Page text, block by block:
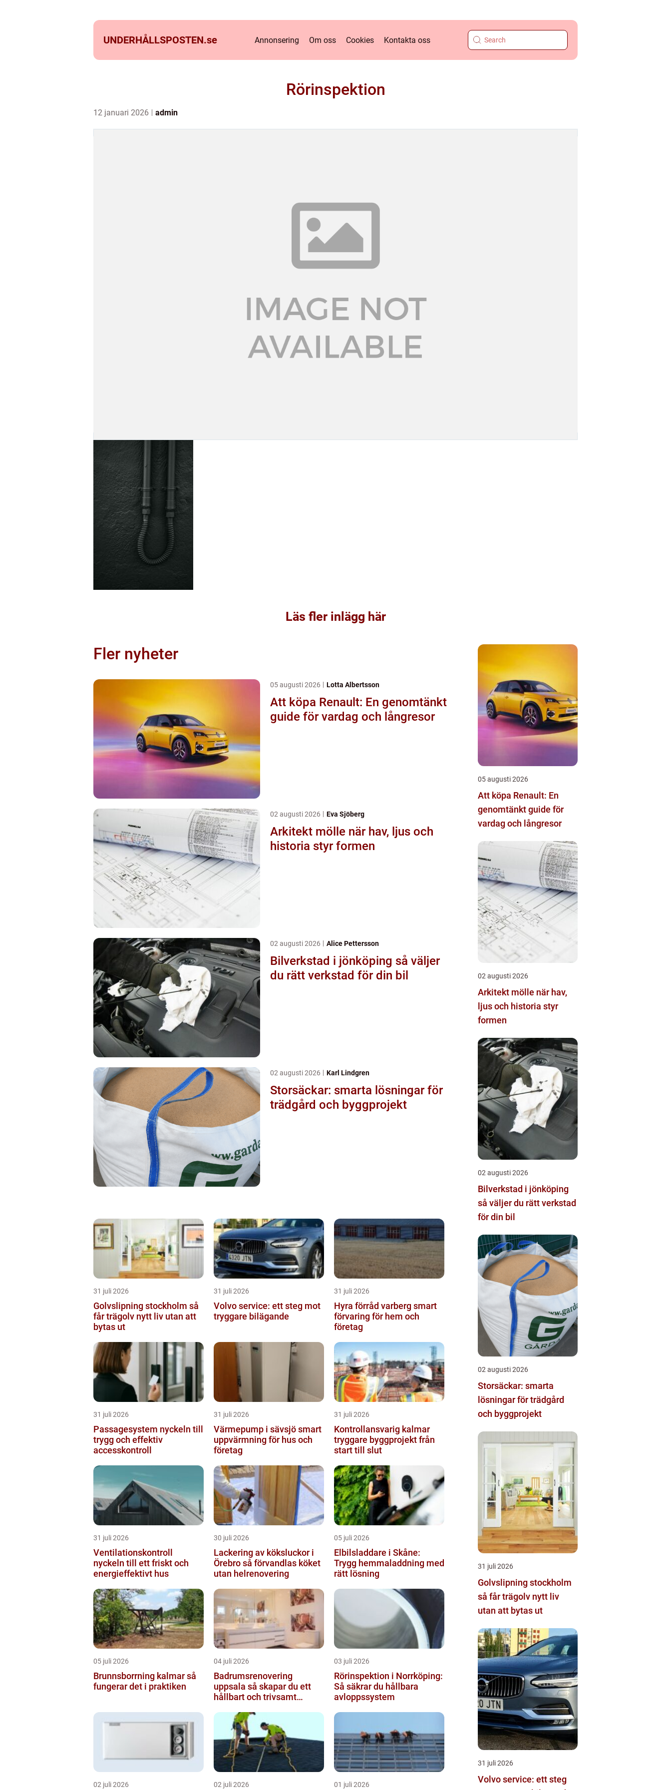
UNDERHÅLLSPOSTEN.se Annonsering Om oss Cookies Kontakta oss
Rörinspektion
12 januari 2026 admin
Läs fler inlägg här
Fler nyheter
05 augusti 2026 Lotta Albertsson
Att köpa Renault: En genomtänkt
guide för vardag och långresor
02 augusti 2026 Eva Sjöberg
Arkitekt mölle när hav, ljus och
historia styr formen
02 augusti 2026 Alice Pettersson
Bilverkstad i jönköping så väljer
du rätt verkstad för din bil
02 augusti 2026 Karl Lindgren
Storsäckar: smarta lösningar för
trädgård och byggprojekt
31 juli 2026
Golvslipning stockholm så
får trägolv nytt liv utan att
bytas ut
31 juli 2026
Volvo service: ett steg mot
tryggare bilägande
31 juli 2026
Hyra förråd varberg smart
förvaring för hem och
företag
31 juli 2026
Passagesystem nyckeln till
trygg och effektiv
accesskontroll
31 juli 2026
Värmepump i sävsjö smart
uppvärmning för hus och
företag
31 juli 2026
Kontrollansvarig kalmar
tryggare byggprojekt från
start till slut
31 juli 2026
Ventilationskontroll
nyckeln till ett friskt och
energieffektivt hus
30 juli 2026
Lackering av köksluckor i
Örebro så förvandlas köket
utan helrenovering
05 juli 2026
Elbilsladdare i Skåne:
Trygg hemmaladdning med
rätt lösning
05 juli 2026
Brunnsborrning kalmar så
fungerar det i praktiken
04 juli 2026
Badrumsrenovering
uppsala så skapar du ett
hållbart och trivsamt
03 juli 2026
Rörinspektion i Norrköping:
Så säkrar du hållbara
avloppssystem
02 juli 2026 02 juli 2026 01 juli 2026
05 augusti 2026
Att köpa Renault: En
genomtänkt guide för
vardag och långresor
02 augusti 2026
Arkitekt mölle när hav,
ljus och historia styr
formen
02 augusti 2026
Bilverkstad i jönköping
så väljer du rätt verkstad
för din bil
02 augusti 2026
Storsäckar: smarta
lösningar för trädgård
och byggprojekt
31 juli 2026
Golvslipning stockholm
så får trägolv nytt liv
utan att bytas ut
31 juli 2026
Volvo service: ett steg